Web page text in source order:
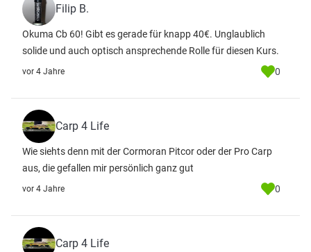
Filip B.
Okuma Cb 60! Gibt es gerade für knapp 40€. Unglaublich
solide und auch optisch ansprechende Rolle für diesen Kurs.
vor 4 Jahre 0
Carp 4 Life
Wie siehts denn mit der Cormoran Pitcor oder der Pro Carp
aus, die gefallen mir persönlich ganz gut
vor 4 Jahre 0
Carp 4 Life